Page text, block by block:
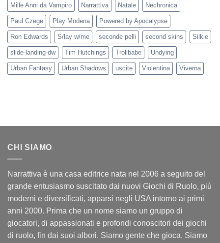
Mille Anni da Vampiro Narrattiva Natale Nechronica
Paul Czege Play Modena Powered by Apocalypse
Ron Edwards S/lay w/me seconde pelli second skins Silkie
slide-landing-dw Tim Hutchings Trollbabe Undying
Urban Fantasy Urban Shadows uscite Violentina Viverna
CHI SIAMO
Narrattiva è una casa editrice nata nel 2006 a seguito del
grande entusiasmo suscitato dai nuovi Giochi di Ruolo, più
moderni e diversificati, apparsi negli USA intorno ai primi
anni 2000. Prima che un nome siamo un gruppo di
giocatori, di appassionati e profondi conoscitori dei giochi
di ruolo, fin dai suoi albori. Siamo gente che gioca. Siamo